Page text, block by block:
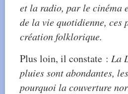
et la radio, par le cinéma
de la vie quotidienne, ces
création folklorique.
Plus loin, il constate : La
pluies sont abondantes,
pourquoi la couverture